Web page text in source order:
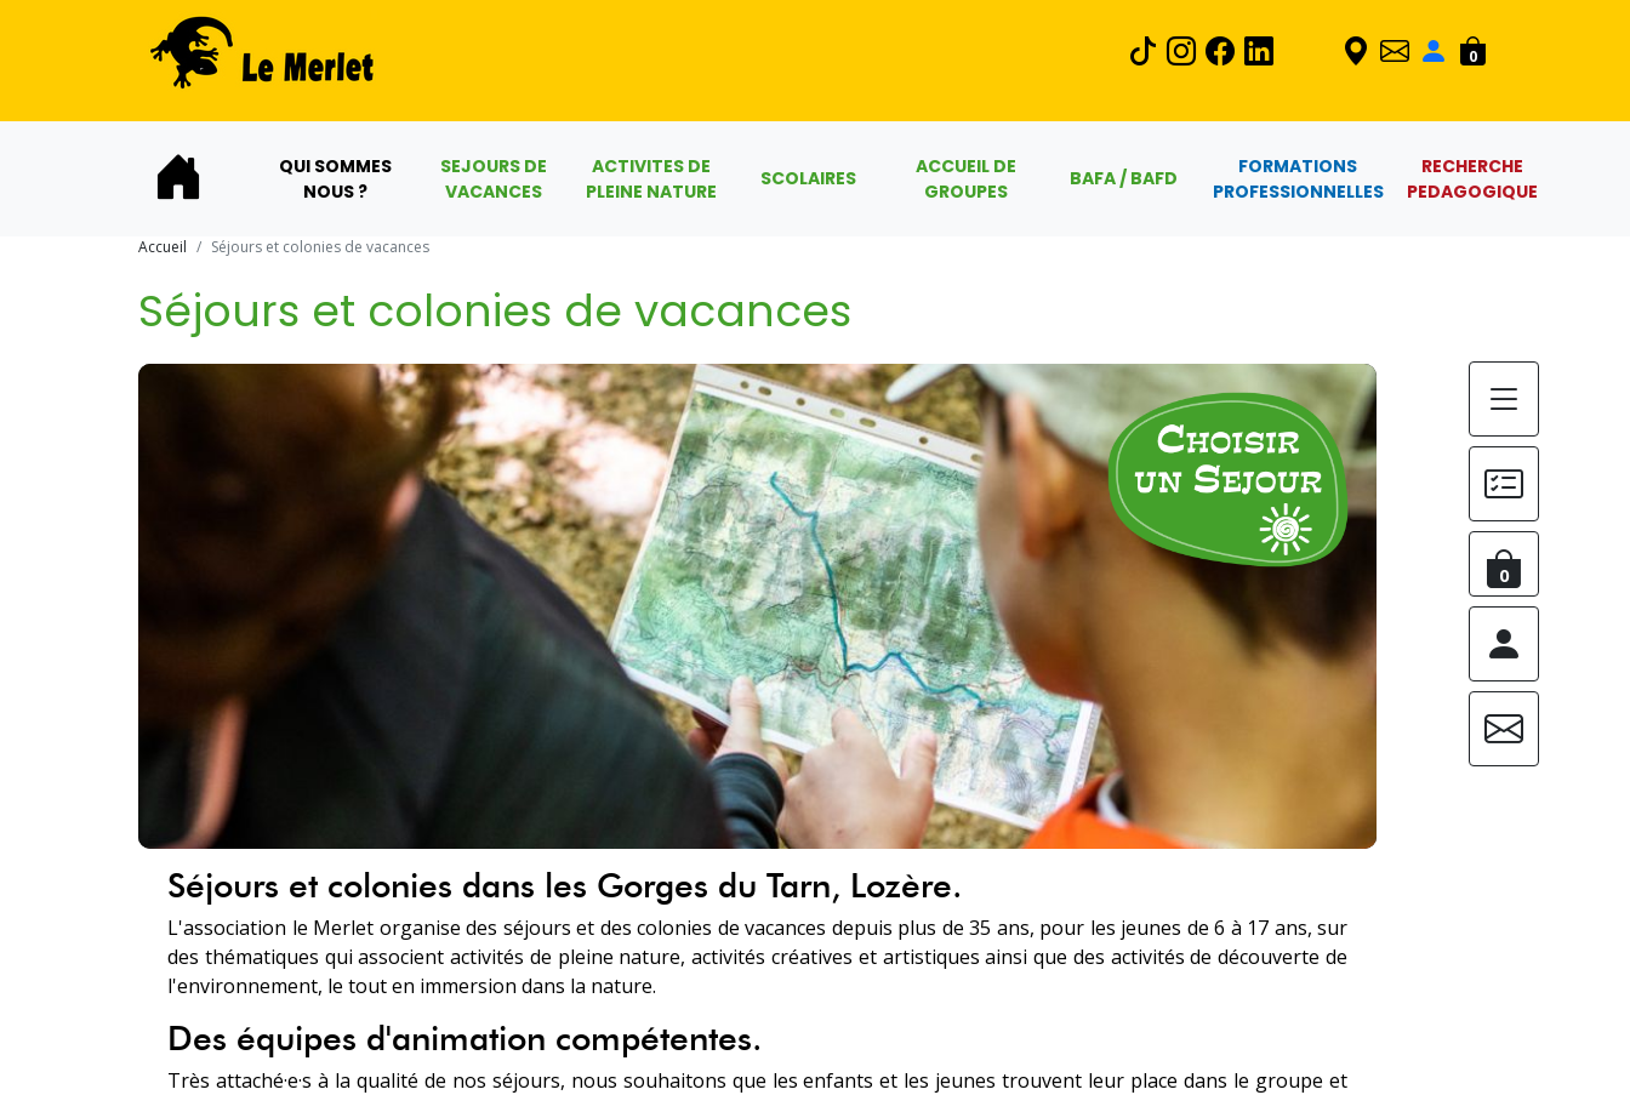
0
QUI SOMMES
NOUS ?
SEJOURS DE
VACANCES
ACTIVITES DE
PLEINE NATURE
SCOLAIRES
ACCUEIL DE
GROUPES
BAFA / BAFD
FORMATIONS
PROFESSIONNELLES
RECHERCHE
PEDAGOGIQUE
Accueil Séjours et colonies de vacances
Séjours et colonies de vacances
Séjours et colonies dans les Gorges du Tarn, Lozère.
L'association le Merlet organise des séjours et des colonies de vacances depuis plus de 35 ans, pour les jeunes de 6 à 17 ans, sur
des thématiques qui associent activités de pleine nature, activités créatives et artistiques ainsi que des activités de découverte de
l'environnement, le tout en immersion dans la nature.
Des équipes d'animation compétentes.
Très attaché·e·s à la qualité de nos séjours, nous souhaitons que les enfants et les jeunes trouvent leur place dans le groupe et
0